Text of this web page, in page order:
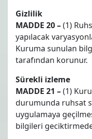
Gizlilik
MADDE 20 –(1)
yapılacak
Kuruma sunulan
tarafından korunur.
Sürekli izleme
MADDE 21 –(1)
durumunda ruhsat
uygulamaya
bilgileri